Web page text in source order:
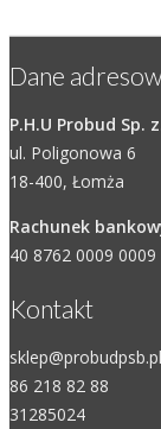
Dane
P.H.U Probud Sp.
ul. Poligonowa 6
18-400, Łomża
Rachunek
40 8762 0009
Kontakt
sklep@probudpsb.pl
86 218 82 88
31285024